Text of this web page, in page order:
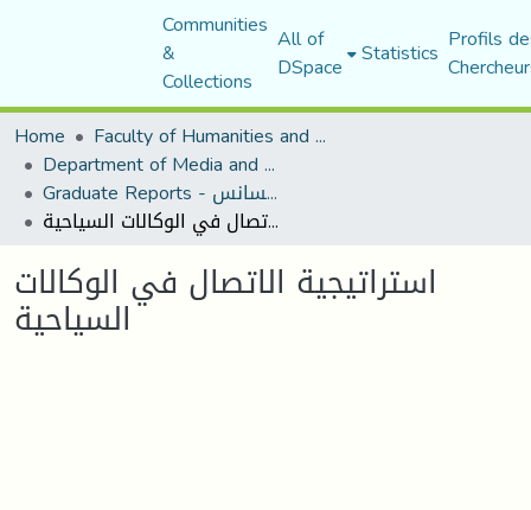
Communities
&
Collections
All of
DSpace Statistics Profils
Home
Faculty of Humanities and Social Sciences
Department of Media and Communication Studies
Graduate Reports - تقارير الليسانس
استراتيجية الاتصال في الوكالات السياحية
استراتيجية الاتصال في الوكالات
السياحية